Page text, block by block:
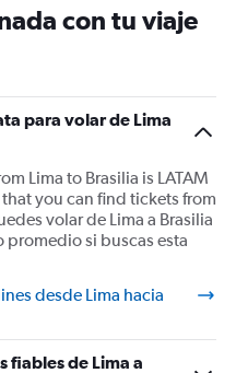
con tu viaje
para volar de Lima
Lima to Brasilia is LATAM
you can find tickets from
volar de Lima a Brasilia
promedio si buscas esta
desde Lima hacia
fiables de Lima a